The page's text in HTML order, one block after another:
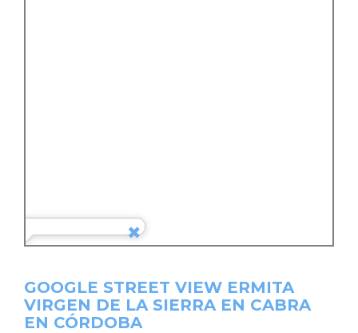
GOOGLE STREET VIEW ERMITA
VIRGEN DE LA SIERRA EN CABRA
EN CÓRDOBA